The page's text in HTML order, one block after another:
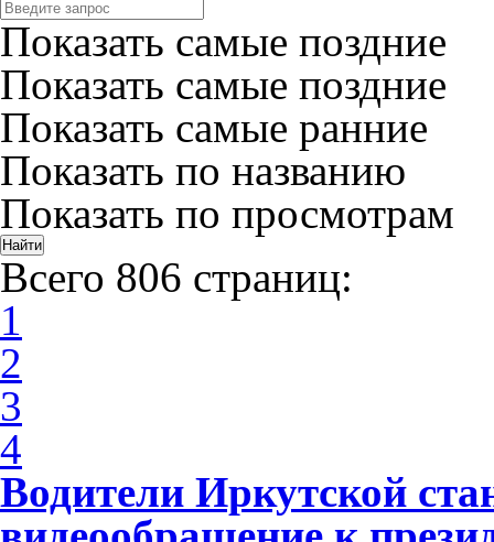
Показать самые поздние
Показать самые поздние
Показать самые ранние
Показать по названию
Показать по просмотрам
Всего 806 страниц:
1
2
3
4
Водители Иркутской